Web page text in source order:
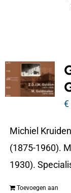
€
Michiel
(1875-1960).
1930).
Toevoegen aan